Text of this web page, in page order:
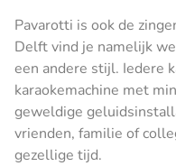
Pavarotti is ook de
Delft vind je namelijk
een andere stijl. Iedere
karaokemachine met
geweldige
vrienden, familie of
gezellige tijd.